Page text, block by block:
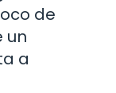
de
un
a